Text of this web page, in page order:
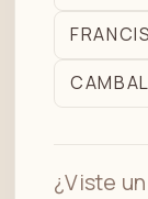
archivo
¿Viste